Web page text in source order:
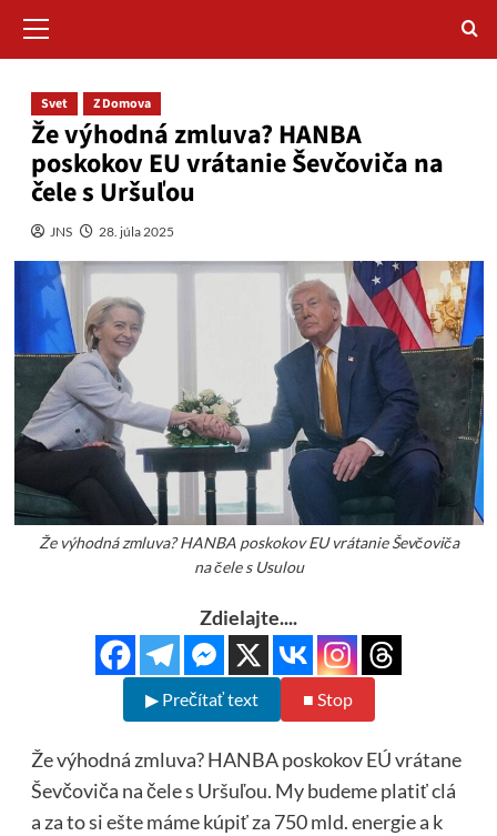
Menu
Svet Z Domova
Že výhodná zmluva? HANBA
poskokov EU vrátanie Ševčoviča na
čele s Uršuľou
JNS 28. júla 2025
Že výhodná zmluva? HANBA poskokov EU vrátanie Ševčoviča
na čele s Usulou
Zdielajte....
▶ Prečítať text ■ Stop
Že výhodná zmluva? HANBA poskokov EÚ vrátane
Ševčoviča na čele s Uršuľou. My budeme platiť clá
a za to si ešte máme kúpiť za 750 mld. energie a k